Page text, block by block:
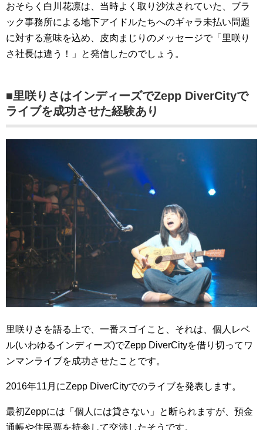
おそらく白川花凛は、当時よく取り沙汰されていた、ブラ
ック事務所による地下アイドルたちへのギャラ未払い問題
に対する意味を込め、皮肉まじりのメッセージで「里咲り
さ社長は違う！」と発信したのでしょう。
■里咲りさはインディーズでZepp DiverCityで
ライブを成功させた経験あり
里咲りさを語る上で、一番スゴイこと、それは、個人レベ
ル(いわゆるインディーズ)でZepp DiverCityを借り切ってワ
ンマンライブを成功させたことです。
2016年11月にZepp DiverCityでのライブを発表します。
最初Zeppには「個人には貸さない」と断られますが、預金
通帳や住民票を持参して交渉したそうです。